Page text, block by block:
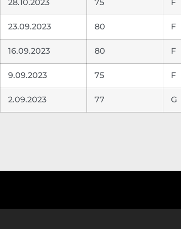
28.10.2023 75 F
23.09.2023 80 F
16.09.2023 80 F
9.09.2023 75 F
2.09.2023 77 G